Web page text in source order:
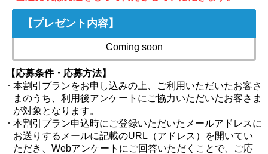
【プレゼント内容】
Coming soon
【応募条件・応募方法】
本割引プランをお申し込みの上、ご利用いただいたお客さ
まのうち、利用後アンケートにご協力いただいたお客さま
が対象となります。
本割引プラン申込時にご登録いただいたメールアドレスに
お送りするメールに記載のURL（アドレス）を開いてい
ただき、Webアンケートにご回答いただくことで、ご応